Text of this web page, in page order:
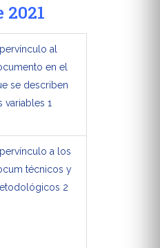
2021
al
en el
se describen
variables 1
a los
técnicos y
2